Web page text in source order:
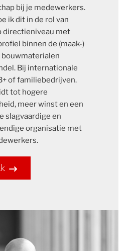
bij je medewerkers.
ik dit in de rol van
directieniveau met
binnen de (maak-)
bouwmaterialen
Bij internationale
of familiebedrijven.
tot hogere
meer winst en een
slagvaardige en
organisatie met